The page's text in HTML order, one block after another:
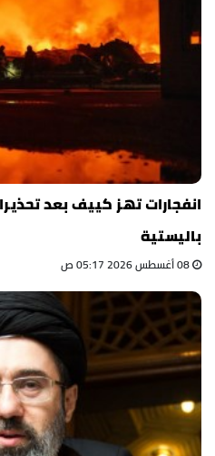
انفجارات تهز كييف بعد
باليستية